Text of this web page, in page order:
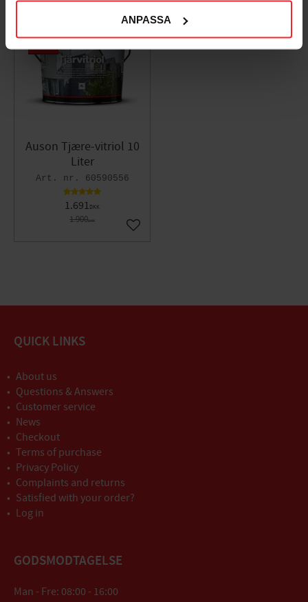
ANPASSA
Auson Tjære-vitriol 10
Liter
60590556
1.691DKK
1.900DKK
11%
Gem som favorit
QUICK LINKS
About us
Questions & Answers
Customer service
News
Checkout
Terms of purchase
Privacy Policy
Complaints and returns
Satisfied with your order?
Log in
GODSMODTAGELSE
Man - Fre: 08:00 - 16:00